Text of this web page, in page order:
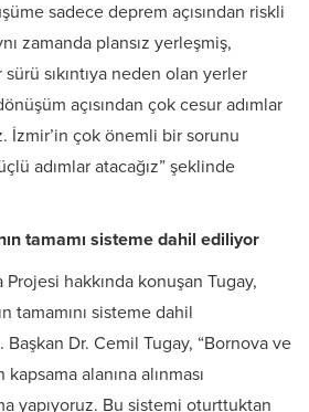
sadece deprem açısından riskli
zamanda plansız yerleşmiş,
sürü sıkıntıya neden olan yerler
açısından çok cesur adımlar
İzmir’in çok önemli bir sorunu
adımlar atacağız” şeklinde
tamamı sisteme dahil ediliyor
hakkında konuşan Tugay,
tamamını sisteme dahil
Dr. Cemil Tugay, “Bornova ve
kapsama alanına alınması
yapıyoruz. Bu sistemi oturttuktan